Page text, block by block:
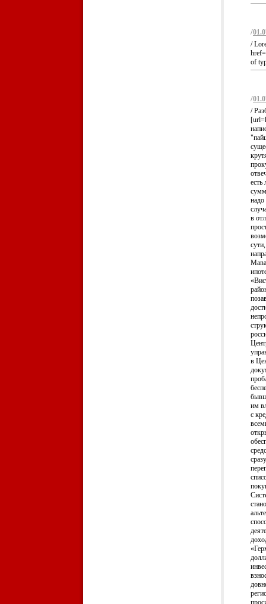
/
/
of
/
/
надо
в
в
им
с